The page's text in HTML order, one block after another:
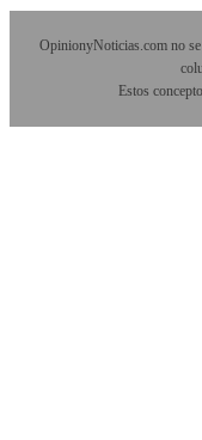
OpinionyNoticias.com no se
Estos